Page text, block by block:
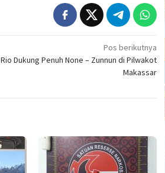
Pos berikutnya
Rio Dukung Penuh None – Zunnun di Pilwakot
Makassar